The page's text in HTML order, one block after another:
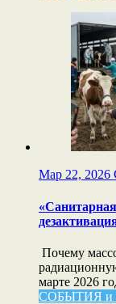
Мар 22, 2026
Почему
марте 2026
СОБЫТИЯ